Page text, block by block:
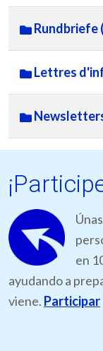
Rundbriefe
Lettres
en
ayudando a
viene. Participar